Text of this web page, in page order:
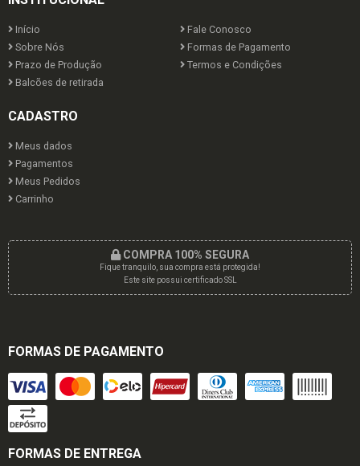
Início
Fale Conosco
Sobre Nós
Formas de Pagamento
Prazo de Produção
Termos e Condições
Balcões de retirada
CADASTRO
Meus dados
Pagamentos
Meus Pedidos
Carrinho
COMPRA 100% SEGURA
Fique tranquilo, sua compra está protegida!
Este site possui certificado SSL
FORMAS DE PAGAMENTO
FORMAS DE ENTREGA